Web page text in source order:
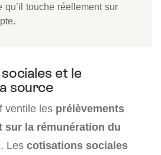
qu’il touche réellement sur
et le
source
ventile les prélèvements
sur la rémunération du
. Les cotisations sociales